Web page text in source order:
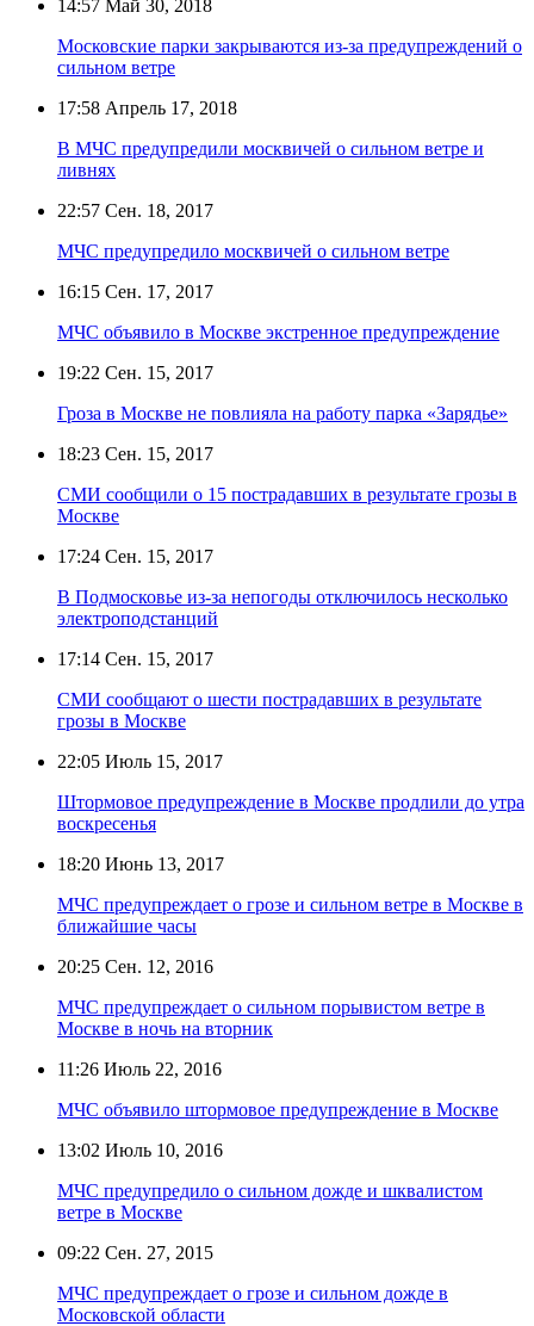
14:57 Май 30, 2018
Московские парки закрываются из-за предупреждений о
сильном ветре
17:58 Апрель 17, 2018
В МЧС предупредили москвичей о сильном ветре и
ливнях
22:57 Сен. 18, 2017
МЧС предупредило москвичей о сильном ветре
16:15 Сен. 17, 2017
МЧС объявило в Москве экстренное предупреждение
19:22 Сен. 15, 2017
Гроза в Москве не повлияла на работу парка «Зарядье»
18:23 Сен. 15, 2017
СМИ сообщили о 15 пострадавших в результате грозы в
Москве
17:24 Сен. 15, 2017
В Подмосковье из-за непогоды отключилось несколько
электроподстанций
17:14 Сен. 15, 2017
СМИ сообщают о шести пострадавших в результате
грозы в Москве
22:05 Июль 15, 2017
Штормовое предупреждение в Москве продлили до утра
воскресенья
18:20 Июнь 13, 2017
МЧС предупреждает о грозе и сильном ветре в Москве в
ближайшие часы
20:25 Сен. 12, 2016
МЧС предупреждает о сильном порывистом ветре в
Москве в ночь на вторник
11:26 Июль 22, 2016
МЧС объявило штормовое предупреждение в Москве
13:02 Июль 10, 2016
МЧС предупредило о сильном дожде и шквалистом
ветре в Москве
09:22 Сен. 27, 2015
МЧС предупреждает о грозе и сильном дожде в
Московской области